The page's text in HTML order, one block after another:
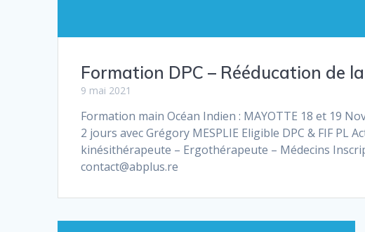
Formation DPC – Rééducation de
9 mai 2021
Formation main Océan Indien : MAYOTTE 18 et 19
2 jours avec Grégory MESPLIE Eligible DPC & FIF PL
kinésithérapeute – Ergothérapeute – Médecins
contact@abplus.re